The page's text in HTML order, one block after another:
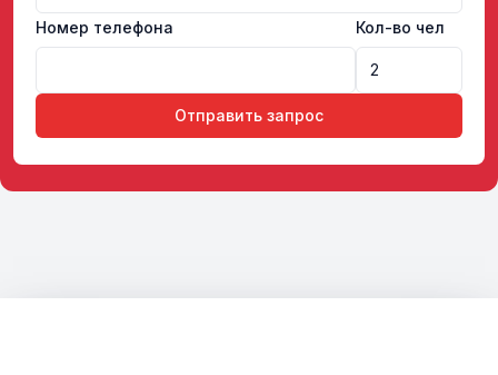
Номер телефона Кол-во чел
Отправить запрос